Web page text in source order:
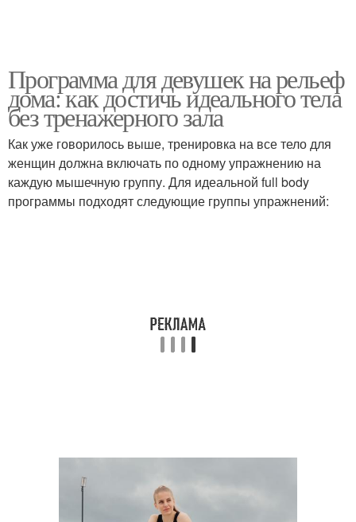
Программа для девушек на рельеф
дома: как достичь идеального тела
без тренажерного зала
Как уже говорилось выше, тренировка на все тело для
женщин должна включать по одному упражнению на
каждую мышечную группу. Для идеальной full body
программы подходят следующие группы упражнений: